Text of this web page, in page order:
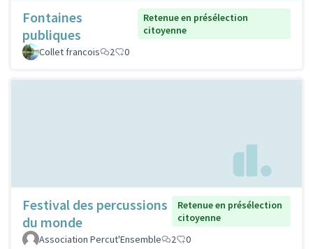
Fontaines
publiques
Retenue en présélection
citoyenne
Collet francois
2 0
Festival des percussions
du monde
Retenue en présélection
citoyenne
Association Percut'Ensemble
2 0